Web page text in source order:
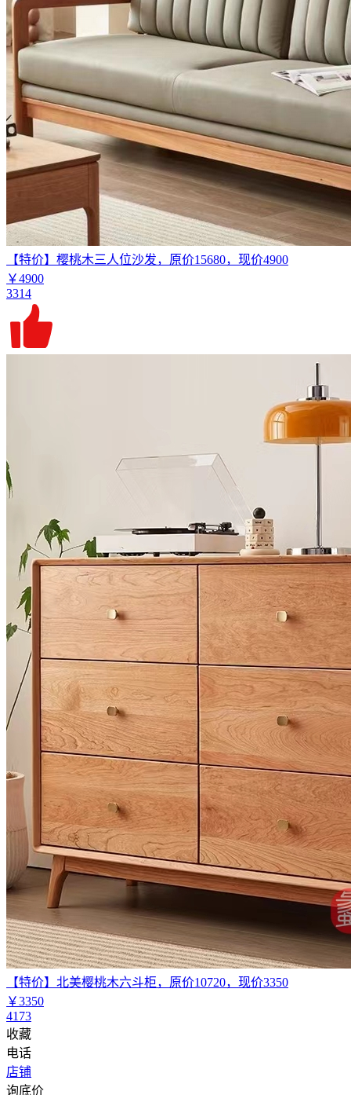
【特价】樱桃木三人位沙发，原价15680，现价4900
￥4900
3314
【特价】北美樱桃木六斗柜，原价10720，现价3350
￥3350
4173
收藏
电话
店铺
询底价